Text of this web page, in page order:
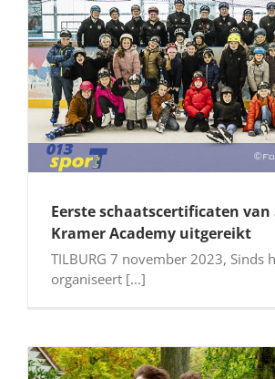
Eerste schaatscertificaten van
Kramer Academy uitgereikt
TILBURG 7 november 2023, Sinds
organiseert [...]